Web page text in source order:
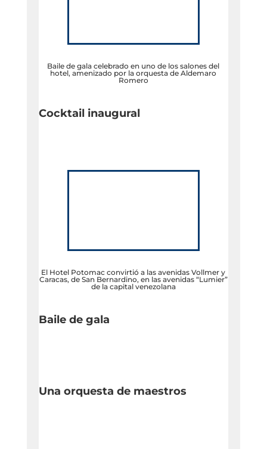
Baile de gala celebrado en uno de los salones del
hotel, amenizado por la orquesta de Aldemaro
Romero
Cocktail inaugural
El Hotel Potomac convirtió a las avenidas Vollmer y
Caracas, de San Bernardino, en las avenidas “Lumier”
de la capital venezolana
Baile de gala
Una orquesta de maestros